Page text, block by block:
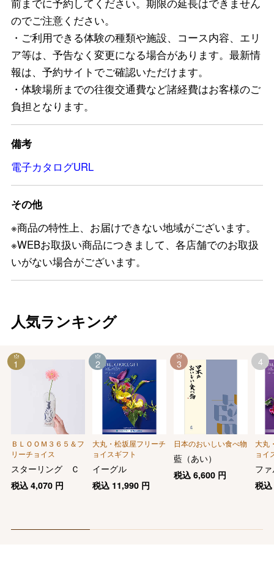
前までに予約してください。期限の延長はできません
のでご注意ください。
・ご利用できる体験の種類や施設、コース内容、エリ
ア等は、予告なく変更になる場合があります。最新情
報は、予約サイトでご確認いただけます。
・体験場所までの往復交通費など諸経費はお客様のご
負担となります。
備考
電子カタログURL
その他
※商品の特性上、お届けできない地域がございます。
※WEBお取扱い商品につきまして、各店舗でのお取扱
いがない場合がございます。
人気ランキング
ＢＬＯＯＭ３６５＆フ
リーチョイス
スターリング Ｃ
税込 4,070円
1
大丸・松坂屋フリーチ
ョイスギフト
イーグル
税込 11,990 円
2
日本のおいしい食べ物
藍（あい）
税込6,600 円
3
大丸
ョイ
フ
税
4